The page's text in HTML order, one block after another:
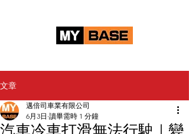
文章
邁倍司車業有限公司
6月3日 讀畢需時 1 分鐘